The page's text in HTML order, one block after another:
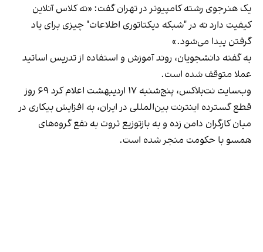
یک هنرجوی رشته کامپیوتر در تهران گفت: «نه کلاس آنلاین
کیفیت دارد نه در "شبکه دیکتاتوری اطلاعات" چیزی برای یاد
گرفتن پیدا می‌شود.»
به گفته دانشجویان، روند آموزش و استفاده از تدریس اساتید
عملا متوقف شده است.
وب‌سایت نت‌بلاکس، پنج‌شنبه ۱۷ اردیبهشت اعلام کرد ۶۹ روز
قطع گسترده اینترنت بین‌المللی در ایران، به افزایش بیکاری در
میان کارگران دامن زده و به باز‌توزیع ثروت به نفع گروه‌های
همسو با حکومت منجر شده است.